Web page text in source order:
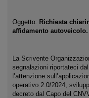
Oggetto: Richiesta
affidamento autoveicolo.
La Scrivente
segnalazioni riportateci
l’attenzione
operativo 2.0/2024,
decreto dal Capo del